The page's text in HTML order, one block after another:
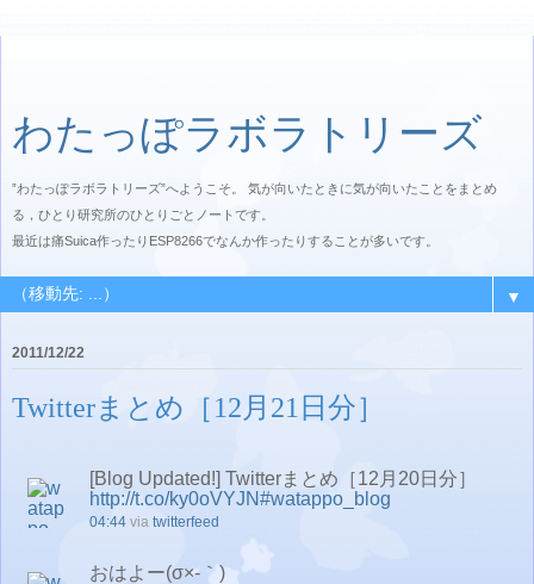
わたっぽラボラトリーズ
”わたっぽラボラトリーズ”へようこそ。 気が向いたときに気が向いたことをまとめ
る，ひとり研究所のひとりごとノートです。
最近は痛Suica作ったりESP8266でなんか作ったりすることが多いです。
▼
2011/12/22
Twitterまとめ［12月21日分］
[Blog Updated!] Twitterまとめ［12月20日分］
http://t.co/ky0oVYJN#watappo_blog
04:44 via twitterfeed
おはよー(σ×-｀)